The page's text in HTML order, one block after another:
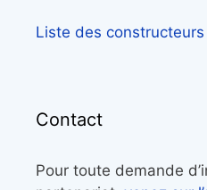
Liste des
Contact
Pour toute demande